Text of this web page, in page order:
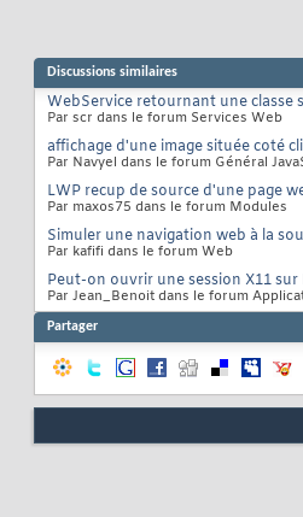
Discussions similaires
WebService retournant une classe
Par scr dans le forum Services Web
affichage d'une image située coté
Par Navyel dans le forum Général
LWP recup de source d'une page
Par maxos75 dans le forum Modules
Simuler une navigation web à la
Par kafifi dans le forum Web
Peut-on ouvrir une session X11
Par Jean_Benoit dans le forum
Partager